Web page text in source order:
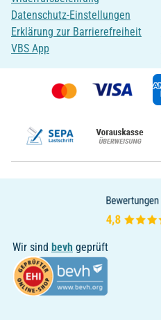
Datenschutz-Einstellungen
Erklärung zur Barrierefreiheit
VBS App
Wir sind bevh geprüft